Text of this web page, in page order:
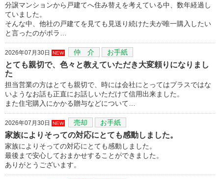
分譲マンションから戸建てへ住み替えを考えている中、数年経過し
ていました。
そんな中、他社の戸建てを見ても見送り続けた夫が唯一購入したい
と言ったのがポラ…
2026年07月30日 NEW 仲 介 お手紙
とても親切で、色々と教えていただき大変頼りになりまし
た
担当営業の方はとても親切で、時には会社にとってはプラスではな
いようなお話も正直にお話しいただけて信用出来ました。
また住宅購入にかかる贈与などについて…
2026年07月30日 NEW 売却 お手紙
家族によりそっての対応にとても感動しました。
家族によりそっての対応にとても感動しました。
最後まで安心しておまかせすることができました。
ありがとうございます。